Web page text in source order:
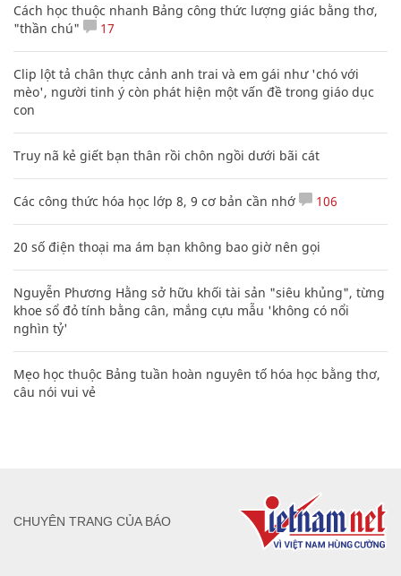
Cách học thuộc nhanh Bảng công thức lượng giác bằng thơ,
"thần chú"
17
Clip lột tả chân thực cảnh anh trai và em gái như 'chó với
mèo', người tinh ý còn phát hiện một vấn đề trong giáo dục
con
Truy nã kẻ giết bạn thân rồi chôn ngồi dưới bãi cát
Các công thức hóa học lớp 8, 9 cơ bản cần nhớ 106
20 số điện thoại ma ám bạn không bao giờ nên gọi
Nguyễn Phương Hằng sở hữu khối tài sản "siêu khủng", từng
khoe sổ đỏ tính bằng cân, mắng cựu mẫu 'không có nổi
nghìn tỷ'
Mẹo học thuộc Bảng tuần hoàn nguyên tố hóa học bằng thơ,
câu nói vui vẻ
CHUYÊN TRANG CỦA BÁO